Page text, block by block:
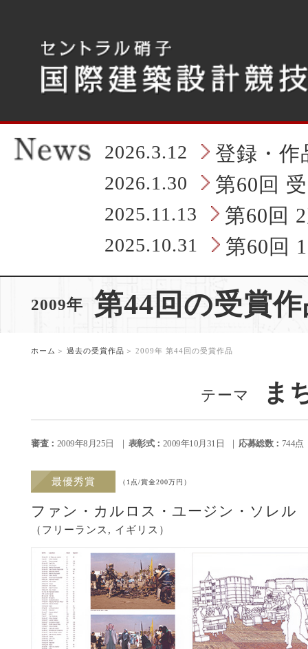
ま
2026.3.12 登録・作
2026.1.30 第60回
2025.11.13 第60回
2025.10.31 第60回
2009年 第44回の受賞
ホーム 過去の受賞作品 2009年 第44回の受賞作品
テーマ ま
審査： 2009年8月25日 表彰式： 2009年10月31日 応募総数： 744点
最優秀賞 （1点/賞金200万円）
ファン・カルロス・ユージン・ソレル
（フリーランス, イギリス）